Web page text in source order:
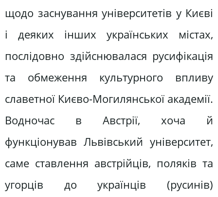
щодо заснування університетів у Києві
і деяких інших українських містах,
послідовно здійснювалася русифікація
та обмеження культурного впливу
славетної Києво-Могилянської академії.
Водночас в Австрії, хоча й
функціонував Львівський університет,
саме ставлення австрійців, поляків та
угорців до українців (русинів)